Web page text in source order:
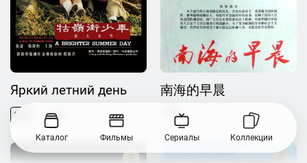
Яркий летний день
8.2 1991
南海的早晨
1964
Каталог Фильмы Сериалы Коллекции